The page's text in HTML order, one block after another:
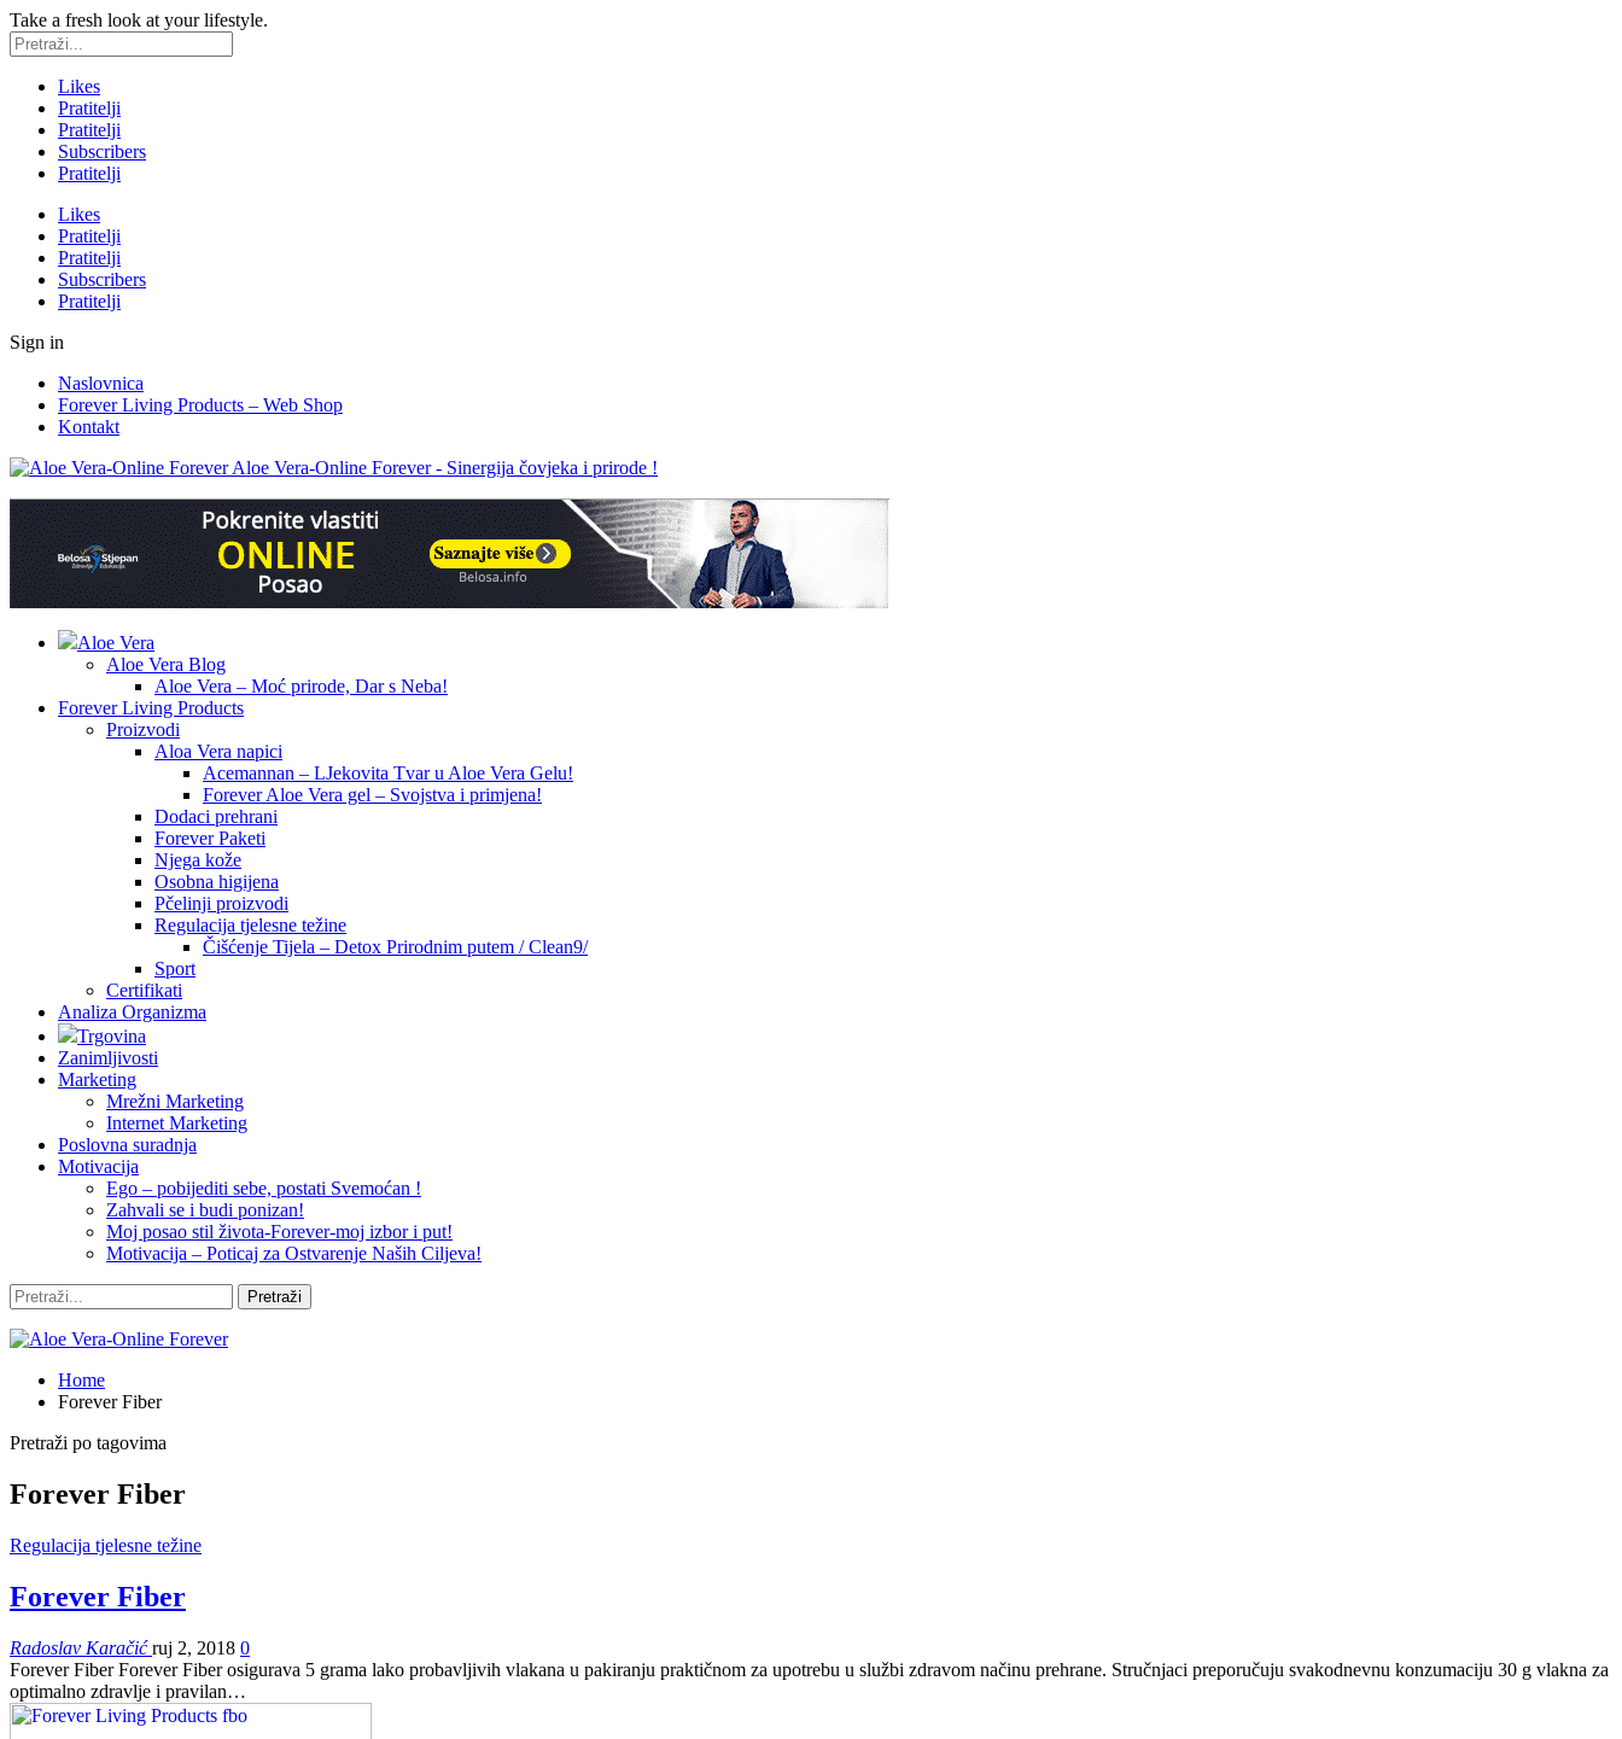
Take a fresh look at your lifestyle.
Likes
Pratitelji
Pratitelji
Subscribers
Pratitelji
Likes
Pratitelji
Pratitelji
Subscribers
Pratitelji
Sign in
Naslovnica
Forever Living Products – Web Shop
Kontakt
Aloe Vera-Online Forever - Sinergija čovjeka i prirode !
Aloe Vera
Aloe Vera Blog
Aloe Vera – Moć prirode, Dar s Neba!
Forever Living Products
Proizvodi
Aloa Vera napici
Acemannan – LJekovita Tvar u Aloe Vera Gelu!
Forever Aloe Vera gel – Svojstva i primjena!
Dodaci prehrani
Forever Paketi
Njega kože
Osobna higijena
Pčelinji proizvodi
Regulacija tjelesne težine
Čišćenje Tijela – Detox Prirodnim putem / Clean9/
Sport
Certifikati
Analiza Organizma
Trgovina
Zanimljivosti
Marketing
Mrežni Marketing
Internet Marketing
Poslovna suradnja
Motivacija
Ego – pobijediti sebe, postati Svemoćan !
Zahvali se i budi ponizan!
Moj posao stil života-Forever-moj izbor i put!
Motivacija – Poticaj za Ostvarenje Naših Ciljeva!
Home
Forever Fiber
Pretraži po tagovima
Forever Fiber
Regulacija tjelesne težine
Forever Fiber
Radoslav Karačićruj 2, 2018 0
Forever Fiber Forever Fiber osigurava 5 grama lako probavljivih vlakana u pakiranju praktičnom za upotrebu u službi zdravom načinu prehrane. Stručnjaci preporučuju svakodnevnu konzumaciju 30 g vlakna za
optimalno zdravlje i pravilan…